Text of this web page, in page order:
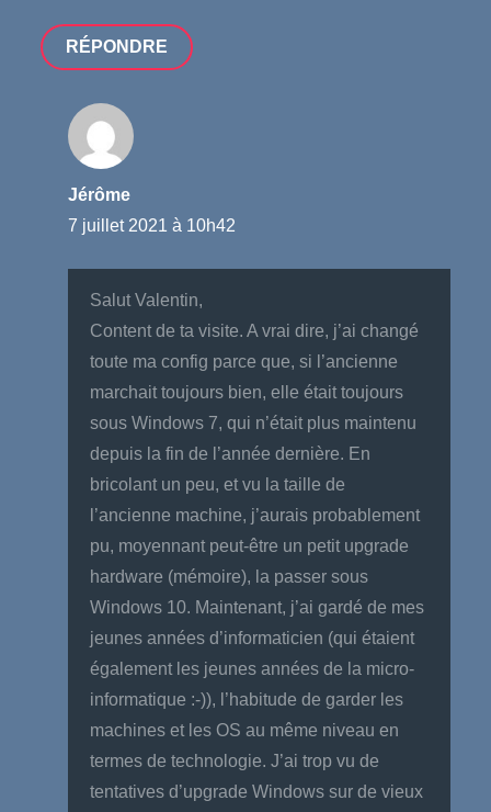
RÉPONDRE
Jérôme
7 juillet 2021 à 10h42
Salut Valentin,
Content de ta visite. A vrai dire, j’ai changé
toute ma config parce que, si l’ancienne
marchait toujours bien, elle était toujours
sous Windows 7, qui n’était plus maintenu
depuis la fin de l’année dernière. En
bricolant un peu, et vu la taille de
l’ancienne machine, j’aurais probablement
pu, moyennant peut-être un petit upgrade
hardware (mémoire), la passer sous
Windows 10. Maintenant, j’ai gardé de mes
jeunes années d’informaticien (qui étaient
également les jeunes années de la micro-
informatique :-)), l’habitude de garder les
machines et les OS au même niveau en
termes de technologie. J’ai trop vu de
tentatives d’upgrade Windows sur de vieux